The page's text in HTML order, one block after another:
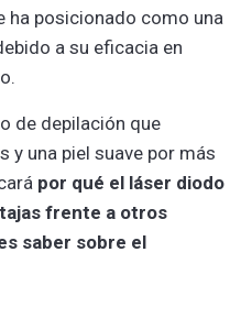
ha posicionado como una
a su eficacia en
de depilación que
una piel suave por más
por qué el láser diodo
frente a otros
saber sobre el